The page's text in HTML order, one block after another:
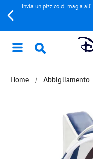
Invia un pizzico di magia
Home Abbigliamento